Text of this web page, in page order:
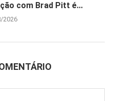
com Brad Pitt é...
2026